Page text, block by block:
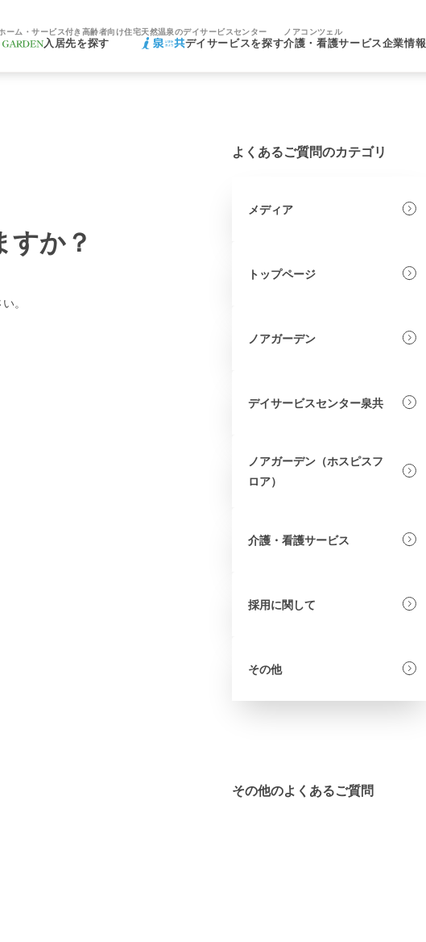
ーム・サービス付き高齢者向け住宅
入居先を探す
天然温泉のデイサービスセンター
デイサービスを探す
ノアコンツェル
介護・看護サービス企業情報
すか？
。
よくあるご質問のカテゴリ
メディア
トップページ
ノアガーデン
デイサービスセンター泉共
ノアガーデン（ホスピスフ
ロア）
介護・看護サービス
採用に関して
その他
その他のよくあるご質問